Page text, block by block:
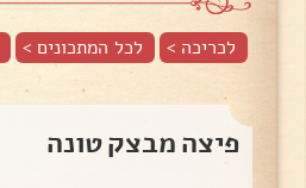
לכריכה > לכל המתכונים >
פיצה מבצק טונה